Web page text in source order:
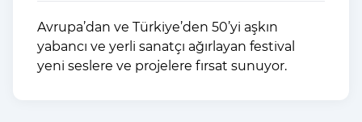
Avrupa’dan ve Türkiye’den 50’yi aşkın
yabancı ve yerli sanatçı ağırlayan festival
yeni seslere ve projelere fırsat sunuyor.